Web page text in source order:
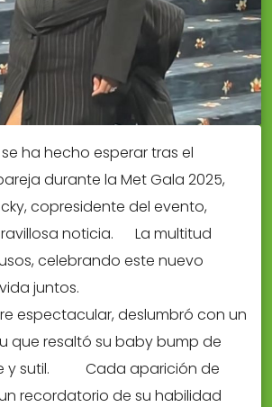
ha hecho esperar tras el
durante la Met Gala 2025,
copresidente del evento,
noticia.
La multitud
celebrando este nuevo
juntos.
espectacular, deslumbró con un
que resaltó su baby bump de
sutil.
Cada aparición de
recordatorio de su habilidad